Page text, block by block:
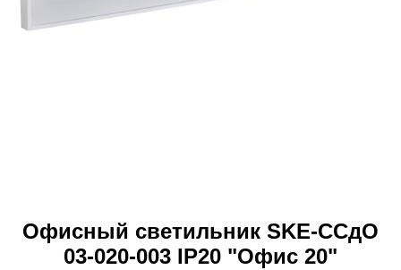
Офисный светильник SKE-ССдО
03-020-003 IP20 "Офис 20"